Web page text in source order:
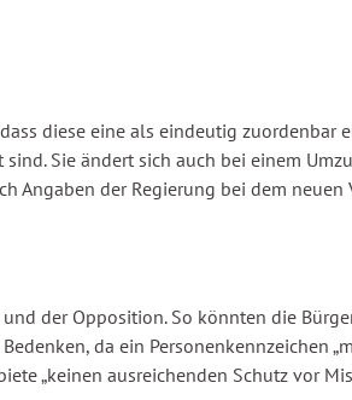
diese eine als eindeutig
Sie ändert sich auch bei einem
Angaben der Regierung bei dem neuen
der Opposition. So könnten die
da ein Personenkennzeichen
„keinen ausreichenden Schutz vor